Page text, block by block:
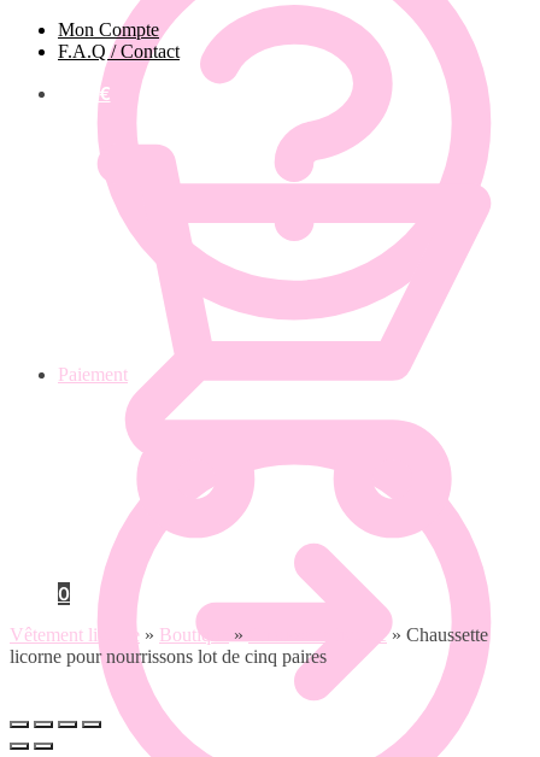
Paiement
Mon Compte
F.A.Q / Contact
€
0
Vêtement licorne » Boutique » Chaussette licorne » Chaussette
licorne pour nourrissons lot de cinq paires